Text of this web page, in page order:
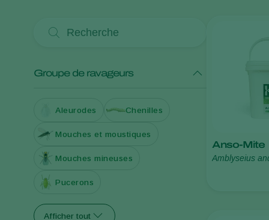
Groupe de ravageurs
Aleurodes Chenilles
Mouches et moustiques
Mouches mineuses
Pucerons
Afficher tout
Anso-Mite
Amblyseius